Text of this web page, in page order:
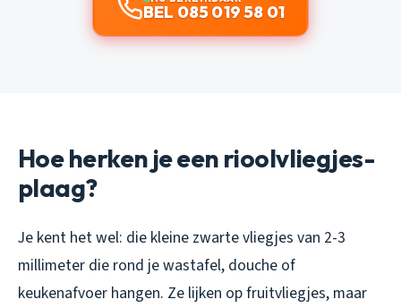
BEL 085 019 58 01
Hoe herken je een rioolvliegjes-
plaag?
Je kent het wel: die kleine zwarte vliegjes van 2-3
millimeter die rond je wastafel, douche of
keukenafvoer hangen. Ze lijken op fruitvliegjes, maar